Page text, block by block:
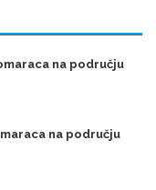
na području
na području